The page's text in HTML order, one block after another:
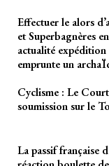
Effectuer le alors
et Superbagnères
actualité
emprunte un
Cyclisme : Le
soumission sur le
La passif française